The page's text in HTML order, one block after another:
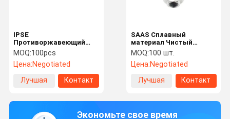
IPSE
Противоржавеющий
центральный
водоомягчитель для
домашних нужд
MOQ:100pcs
Цена:Negotiated
Лучшая
Контакт
SAAS Сплавный
материал Чистый
физический ингибитор
высокоэффективный
центральный
смягчитель воды
MOQ:100 шт.
Цена:Negotiated
Лучшая
Контакт
Экономьте свое время